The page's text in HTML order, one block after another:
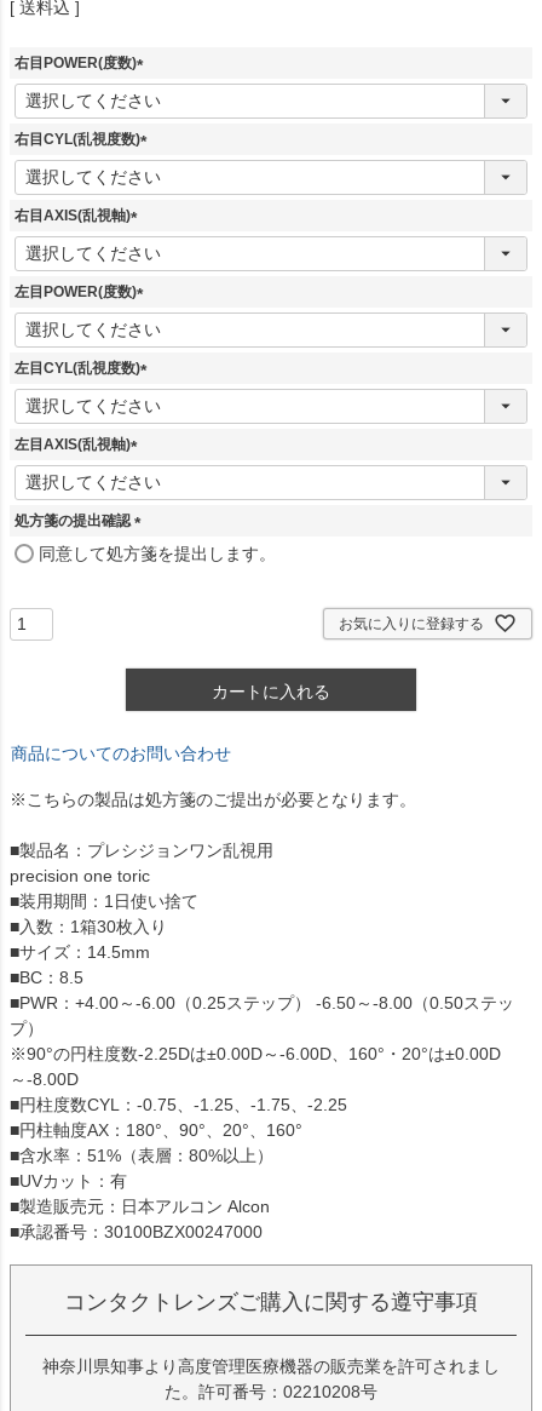
送料込
右目POWER(度数)
(
必
須
右目CYL(乱視度数)
(
必
右目AXIS(乱視軸)
(
必
須
左目POWER(度数)
(
必
須
左目CYL(乱視度数)
(
必
左目AXIS(乱視軸)
(
必
須
処方箋の提出確認
(
同意して処方箋を提出します。
お気に入りに登録する
カートに入れる
商品についてのお問い合わせ
※こちらの製品は処方箋のご提出が必要となります。
■製品名：プレシジョンワン乱視用
precision one toric
■装用期間：1日使い捨て
■入数：1箱30枚入り
■サイズ：14.5mm
■BC：8.5
■PWR：+4.00～-6.00（0.25ステップ） -6.50～-8.00（0.50ステッ
プ）
※90°の円柱度数-2.25Dは±0.00D～-6.00D、160°・20°は±0.00D
～-8.00D
■円柱度数CYL：-0.75、-1.25、-1.75、-2.25
■円柱軸度AX：180°、90°、20°、160°
■含水率：51%（表層：80%以上）
■UVカット：有
■製造販売元：日本アルコン Alcon
■承認番号：30100BZX00247000
コンタクトレンズご購入に関する遵守事項
神奈川県知事より高度管理医療機器の販売業を許可されまし
た。許可番号：02210208号